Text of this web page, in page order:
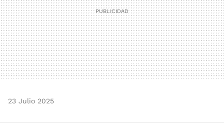
23 Julio 2025